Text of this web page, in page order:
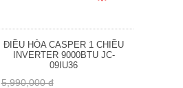
ĐIỀU HÒA CASPER 1 CHIỀU
INVERTER 9000BTU JC-
09IU36
5,990,000 đ